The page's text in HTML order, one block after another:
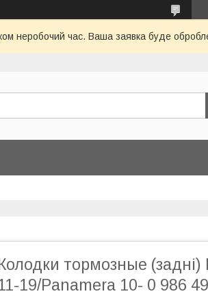
неробочий час. Ваша заявка буде
тормозные (задні)
19/Panamera 10- 0 986